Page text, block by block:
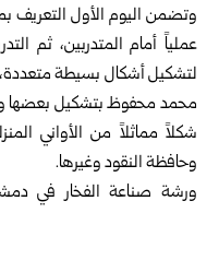
وتضمن اليوم الأول التعريف
عملياً أمام المتدربين، ثم
لتشكيل أشكال بسيطة
محمد محفوظ بتشكيل بعضها
شكلاً مماثلاً من الأواني
وحافظة النقود وغيرها.